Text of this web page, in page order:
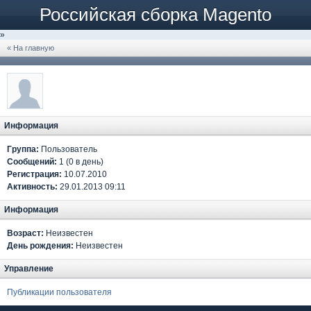
Российская сборка Magento
»
« На главную
Информация
Группа: Пользователь
Сообщений: 1 (0 в день)
Регистрация: 10.07.2010
Активность: 29.01.2013 09:11
Информация
Возраст: Неизвестен
День рождения: Неизвестен
Управление
Публикации пользователя